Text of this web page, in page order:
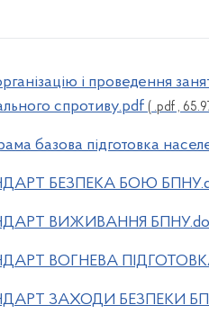
і проведення
спротиву.pdf ( .pdf ,
базова підготовка
БЕЗПЕКА БОЮ
ВИЖИВАННЯ
ВОГНЕВА
ЗАХОДИ БЕЗПЕКИ